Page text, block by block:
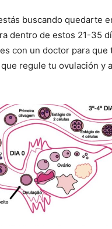
buscando quedarte
dentro de estos 21-35
con un doctor para que
regule tu ovulación y